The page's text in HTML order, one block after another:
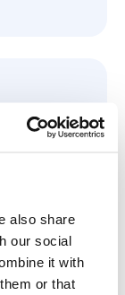
also share
our social
it with
or that